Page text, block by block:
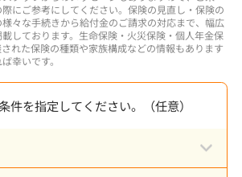
にご参考にしてください。保険の見直し・保険の
々な手続きから給付金のご請求の対応まで、幅広
しております。生命保険・火災保険・個人年金保
れた保険の種類や家族構成などの情報もあります
幸いです。
件を指定してください。（任意）